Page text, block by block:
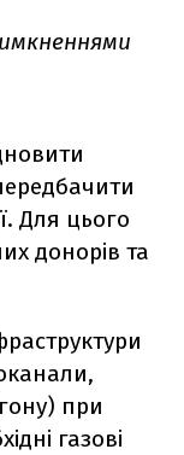
Для цього
донорів та
при
газові